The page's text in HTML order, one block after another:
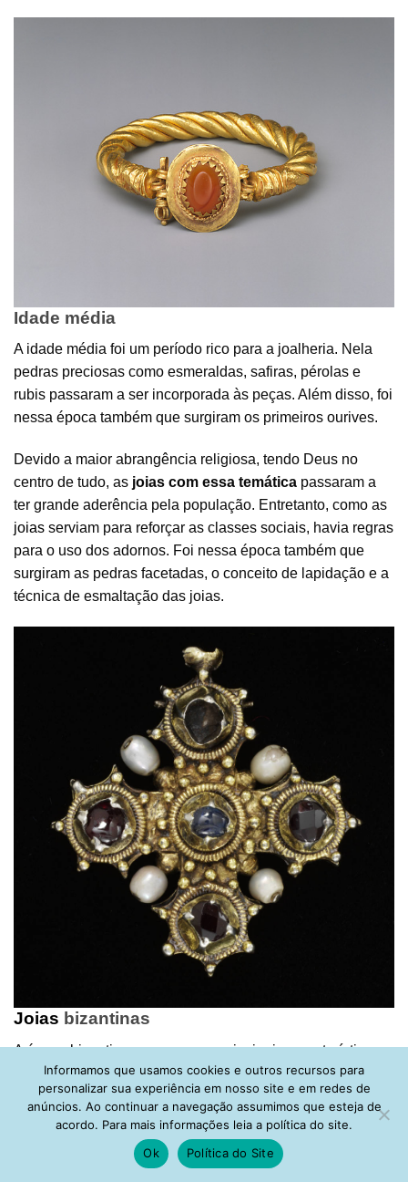
Idade média
A idade média foi um período rico para a joalheria. Nela
pedras preciosas como esmeraldas, safiras, pérolas e
rubis passaram a ser incorporada às peças. Além disso, foi
nessa época também que surgiram os primeiros ourives.
Devido a maior abrangência religiosa, tendo Deus no
centro de tudo, as joias com essa temática passaram a
ter grande aderência pela população. Entretanto, como as
joias serviam para reforçar as classes sociais, havia regras
para o uso dos adornos. Foi nessa época também que
surgiram as pedras facetadas, o conceito de lapidação e a
técnica de esmaltação das joias.
Joias bizantinas
A época bizantina preservou as principais características
da Idade Média. Asjoias religiosas tinham muito
destaque e adesão por parte das pessoas. Além disso,
algumas técnicas foram desenvolvidas como:
Policromia- quando se usa várias cores na mesma
Informamos que usamos cookies e outros recursos para
personalizar sua experiência em nosso site e em redes de
anúncios. Ao continuar a navegação assumimos que esteja de
acordo. Para mais informações leia a política do site.
Ok
Política do Site